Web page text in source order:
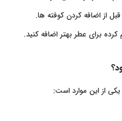
از اضافه کردن کوفته ها.
برای عطر بهتر اضافه کنید.
از این موارد است: